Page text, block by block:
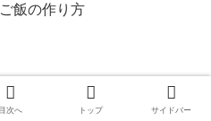
飯の作り方
目次へ トップ サイドバー